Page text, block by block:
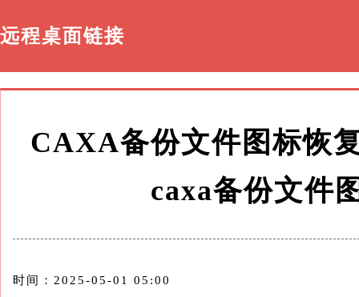
远程桌面链接
CAXA备份文件图标恢
caxa备份文件
时间：2025-05-01 05:00